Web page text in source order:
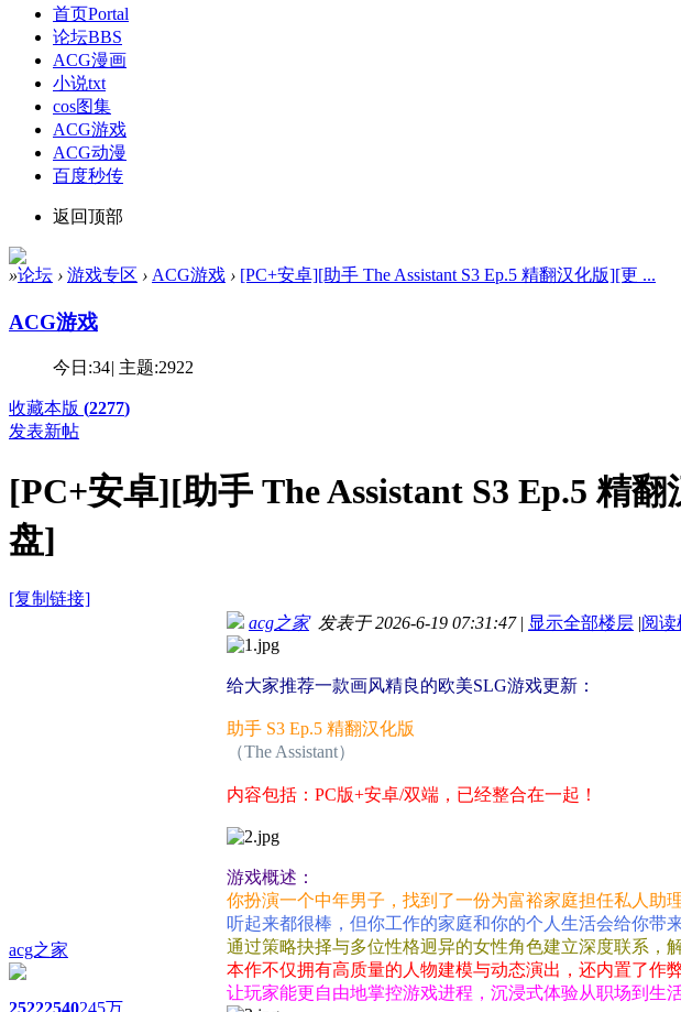
首页Portal
论坛BBS
ACG漫画
小说txt
cos图集
ACG游戏
ACG动漫
百度秒传
返回顶部
»论坛 › 游戏专区 › ACG游戏 › [PC+安卓][助手 The Assistant S3 Ep.5 精翻汉化版][更 ...
ACG游戏
今日:34| 主题:2922
收藏本版 (2277)
发表新帖
[PC+安卓][助手 The Assistant S3 Ep.5 精
盘]
[复制链接]
acg之家
acg之家发表于 2026-6-19 07:31:47 | 显示全部楼层 |阅读
给大家推荐一款画风精良的欧美SLG游戏更新：
助手 S3 Ep.5 精翻汉化版
（The Assistant）
内容包括：PC版+安卓/双端，已经整合在一起！
游戏概述：
你扮演一个中年男子，找到了一份为富裕家庭担任私人助
听起来都很棒，但你工作的家庭和你的个人生活会给你带
通过策略抉择与多位性格迥异的女性角色建立深度联系，
本作不仅拥有高质量的人物建模与动态演出，还内置了作
让玩家能更自由地掌控游戏进程，沉浸式体验从职场到生